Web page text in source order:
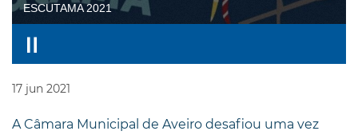
ESCUTAMA 2021
17 jun 2021
A Câmara Municipal de Aveiro desafiou uma vez